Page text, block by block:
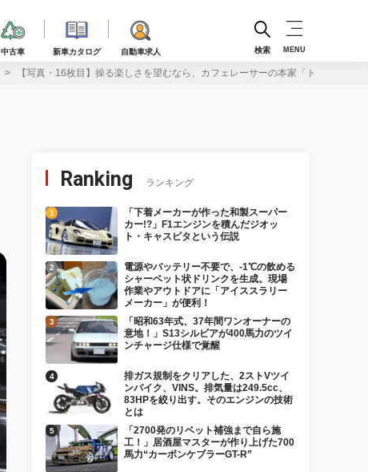
中古車 新車カタログ 自動車求人 検索 MENU
【写真・16枚目】操る楽しさを望むなら、カフェレーサーの本家「トライアン
Ranking ランキング
「下着メーカーが作った和製スーパー
カー!?」F1エンジンを積んだジオッ
ト・キャスピタという伝説
電源やバッテリー不要で、-1℃の飲める
シャーベット状ドリンクを生成。現場
作業やアウトドアに「アイススラリー
メーカー」が便利！
「昭和63年式、37年間ワンオーナーの
意地！」S13シルビアが400馬力のツイ
ンチャージ仕様で覚醒
排ガス規制をクリアした、2ストVツイ
ンバイク、VINS。排気量は249.5cc、
83HPを絞り出す。そのエンジンの技術
とは
「2700発のリベット補強まで自ら施
工！」居酒屋マスターが作り上げた700
馬力“カーボンケブラーGT-R”